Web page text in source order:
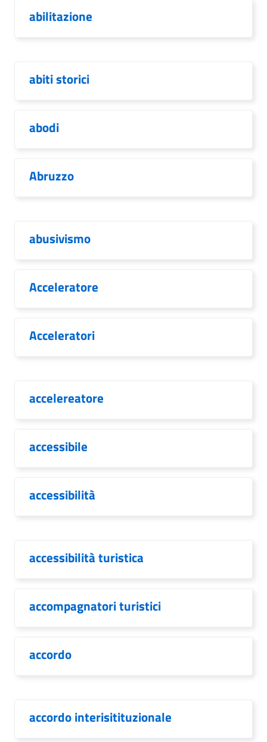
abilitazione
abiti storici
abodi
Abruzzo
abusivismo
Acceleratore
Acceleratori
accelereatore
accessibile
accessibilità
accessibilità turistica
accompagnatori turistici
accordo
accordo interisitituzionale